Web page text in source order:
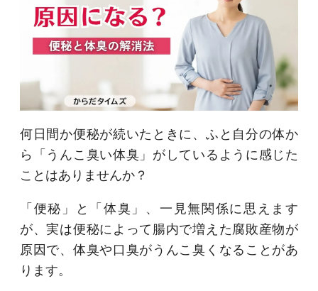
何日間か便秘が続いたときに、ふと自分の体か
ら「うんこ臭い体臭」がしているように感じた
ことはありませんか？
「便秘」と「体臭」、一見無関係に思えます
が、実は便秘によって腸内で増えた腐敗産物が
原因で、体臭や口臭がうんこ臭くなることがあ
ります。